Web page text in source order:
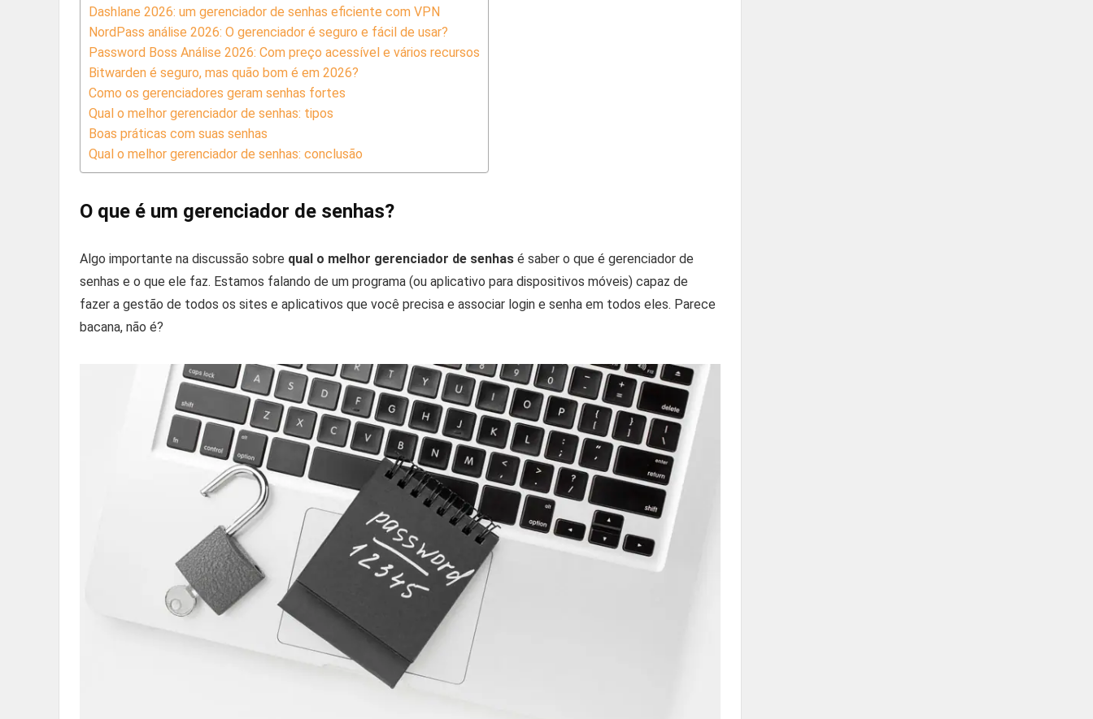
Dashlane 2026: um gerenciador de senhas eficiente com VPN
NordPass análise 2026: O gerenciador é seguro e fácil de usar?
Password Boss Análise 2026: Com preço acessível e vários recursos
Bitwarden é seguro, mas quão bom é em 2026?
Como os gerenciadores geram senhas fortes
Qual o melhor gerenciador de senhas: tipos
Boas práticas com suas senhas
Qual o melhor gerenciador de senhas: conclusão
O que é um gerenciador de senhas?
Algo importante na discussão sobre qual o melhor gerenciador de senhas é saber o que é gerenciador de
senhas e o que ele faz. Estamos falando de um programa (ou aplicativo para dispositivos móveis) capaz de
fazer a gestão de todos os sites e aplicativos que você precisa e associar login e senha em todos eles. Parece
bacana, não é?